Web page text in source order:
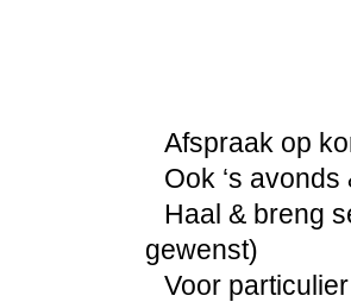
Afspraak op
Ook ‘s
Haal & breng
gewenst)
Voor